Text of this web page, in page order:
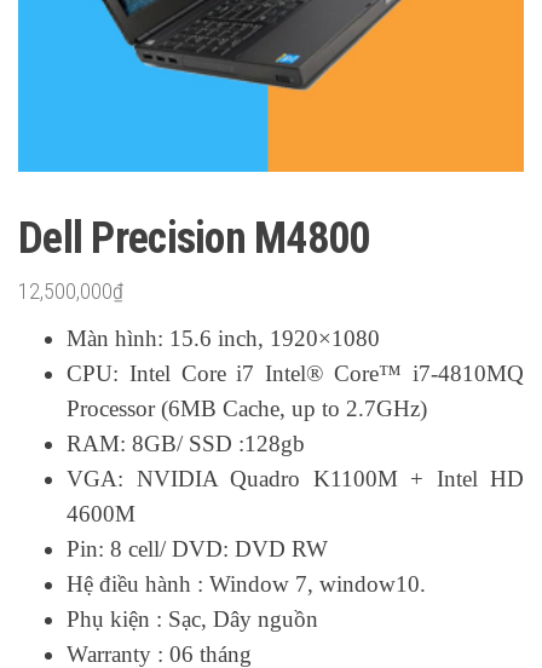
Dell Precision M4800
12,500,000₫
Màn hình: 15.6 inch, 1920×1080
CPU: Intel Core i7 Intel® Core™ i7-4810MQ
Processor (6MB Cache, up to 2.7GHz)
RAM: 8GB/ SSD :128gb
VGA: NVIDIA Quadro K1100M + Intel HD
4600M
Pin: 8 cell/ DVD: DVD RW
Hệ điều hành : Window 7, window10.
Phụ kiện : Sạc, Dây nguồn
Warranty : 06 tháng